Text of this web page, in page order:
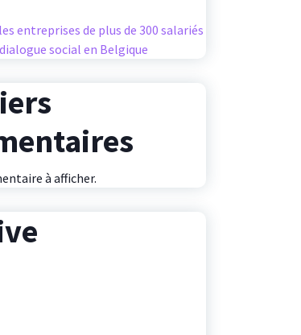
entreprises de plus de 300 salariés
social en Belgique
à afficher.